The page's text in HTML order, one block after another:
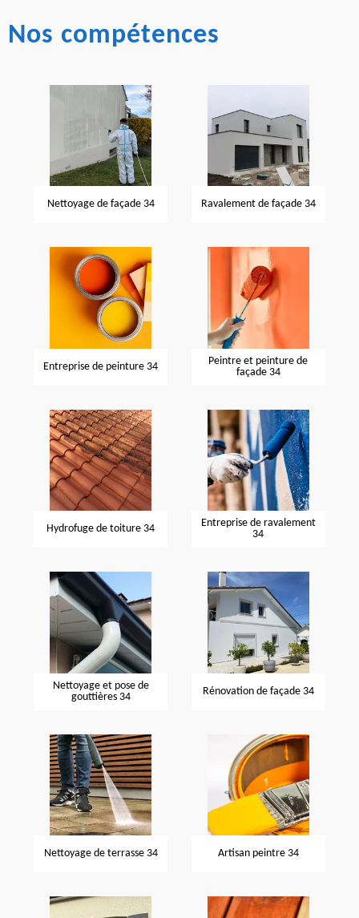
Nos compétences
Nettoyage de façade 34 Ravalement de façade 34
Entreprise de peinture 34
Peintre et peinture de
façade 34
Hydrofuge de toiture 34
Entreprise de ravalement
34
Nettoyage et pose de
gouttières 34
Rénovation de façade 34
Nettoyage de terrasse 34 Artisan peintre 34